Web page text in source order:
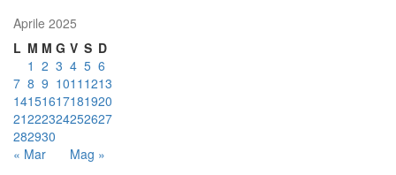
Aprile 2025
L M M G V S D
« Mar Mag »
1 2 3 4 5 6
7 8 9 1011 1213
14151617181920
21222324252627
282930